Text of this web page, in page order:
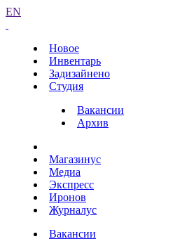
EN
Новое
Инвентарь
Задизайнено
Студия
Вакансии
Архив
Магазинус
Медиа
Экспресс
Иронов
Журналус
Вакансии